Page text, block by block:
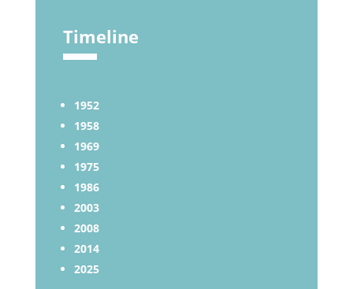
Timeline
1952
1958
1969
1975
1986
2003
2008
2014
2025